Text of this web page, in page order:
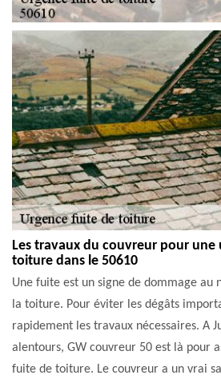
Les travaux du couvreur pour une
toiture dans le 50610
Une fuite est un signe de dommage au
la toiture. Pour éviter les dégâts
rapidement les travaux nécessaires. A
alentours, GW couvreur 50 est là pour
fuite de toiture. Le couvreur a un vrai